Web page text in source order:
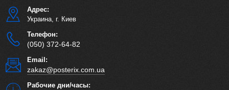
Адрес:
Украина, г. Киев
Телефон:
(050) 372-64-82
Email:
zakaz@posterix.com.ua
Рабочие дни/часы: